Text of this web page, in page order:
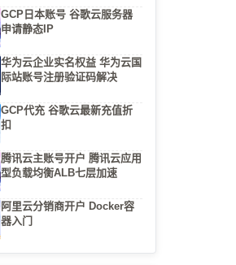
GCP日本账号 谷歌云服务器
申请静态IP
华为云企业实名权益 华为云国
际站账号注册验证码解决
GCP代充 谷歌云最新充值折
扣
腾讯云主账号开户 腾讯云应用
型负载均衡ALB七层加速
阿里云分销商开户 Docker容
器入门